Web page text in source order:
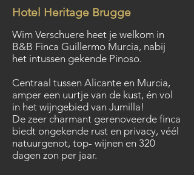
Hotel Heritage Brugge
Wim Verschuere heet je welkom in
B&B Finca Guillermo Murcia, nabij
het intussen gekende Pinoso.
Centraal tussen Alicante en Murcia,
amper een uurtje van de kust, én vol
in het wijngebied van Jumilla!
De zeer charmant gerenoveerde finca
biedt ongekende rust en privacy, véél
natuurgenot, top- wijnen en 320
dagen zon per jaar.